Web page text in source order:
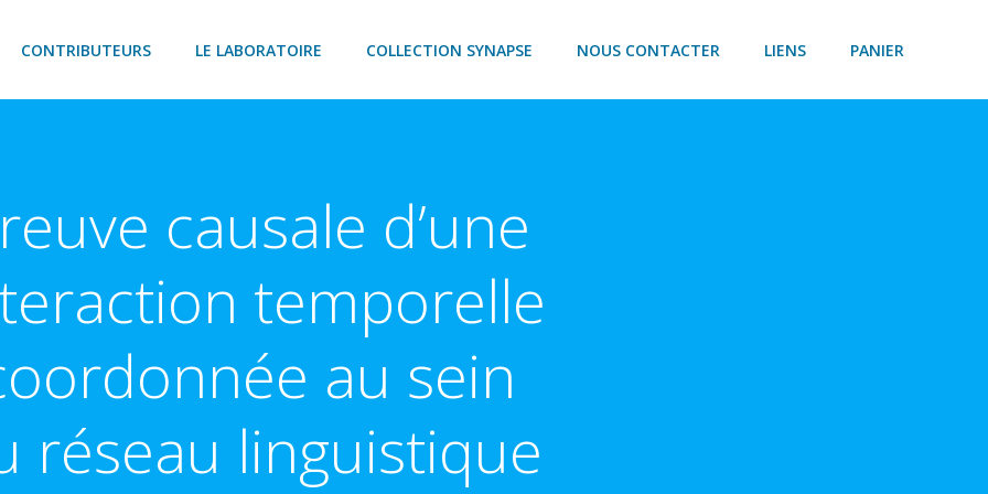
CONTRIBUTEURS LE LABORATOIRE COLLECTION SYNAPSE NOUS CONTACTER LIENS PANIER
causale d’une
temporelle
au sein
réseau linguistique